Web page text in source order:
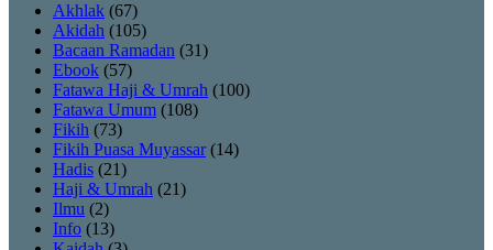
Akhlak (67)
Akidah (105)
Bacaan Ramadan (31)
Ebook (57)
Fatawa Haji & Umrah (100)
Fatawa Umum (108)
Fikih (73)
Fikih Puasa Muyassar (14)
Hadis (21)
Haji & Umrah (21)
Ilmu (2)
Info (13)